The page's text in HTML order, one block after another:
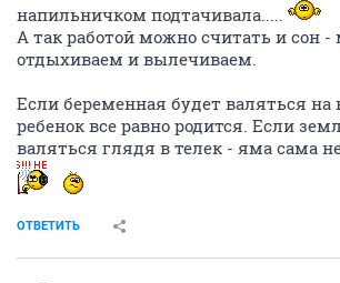
напильничком подтачивала.....
А так работой можно считать и сон
отдыхиваем и вылечиваем.
Если беременная будет валяться на
ребенок все равно родится. Если
валяться глядя в телек - яма сама
ОТВЕТИТЬ